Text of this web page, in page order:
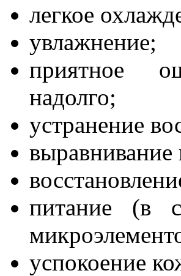
легкое
увлажнение;
приятное
надолго;
устранение
выравнивание
питание (в
успокоение